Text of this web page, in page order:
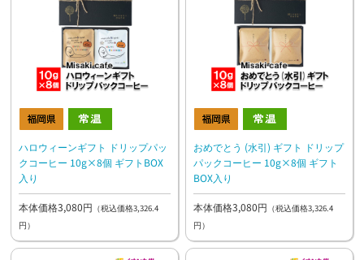
ハロウィーンギフト ドリップパッ
クコーヒー 10g×8個 ギフトBOX
入り
本体価格3,080円 （税込価格3,326.4
円）
おめでとう (水引) ギフト ドリップ
パックコーヒー 10g×8個 ギフト
BOX入り
本体価格3,080円 （税込価格3,326.4
円）